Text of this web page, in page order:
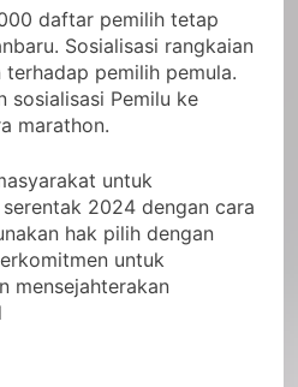
daftar pemilih tetap
Sosialisasi rangkaian
pemilih pemula.
sosialisasi Pemilu ke
marathon.
untuk
2024 dengan cara
hak pilih dengan
untuk
mensejahterakan